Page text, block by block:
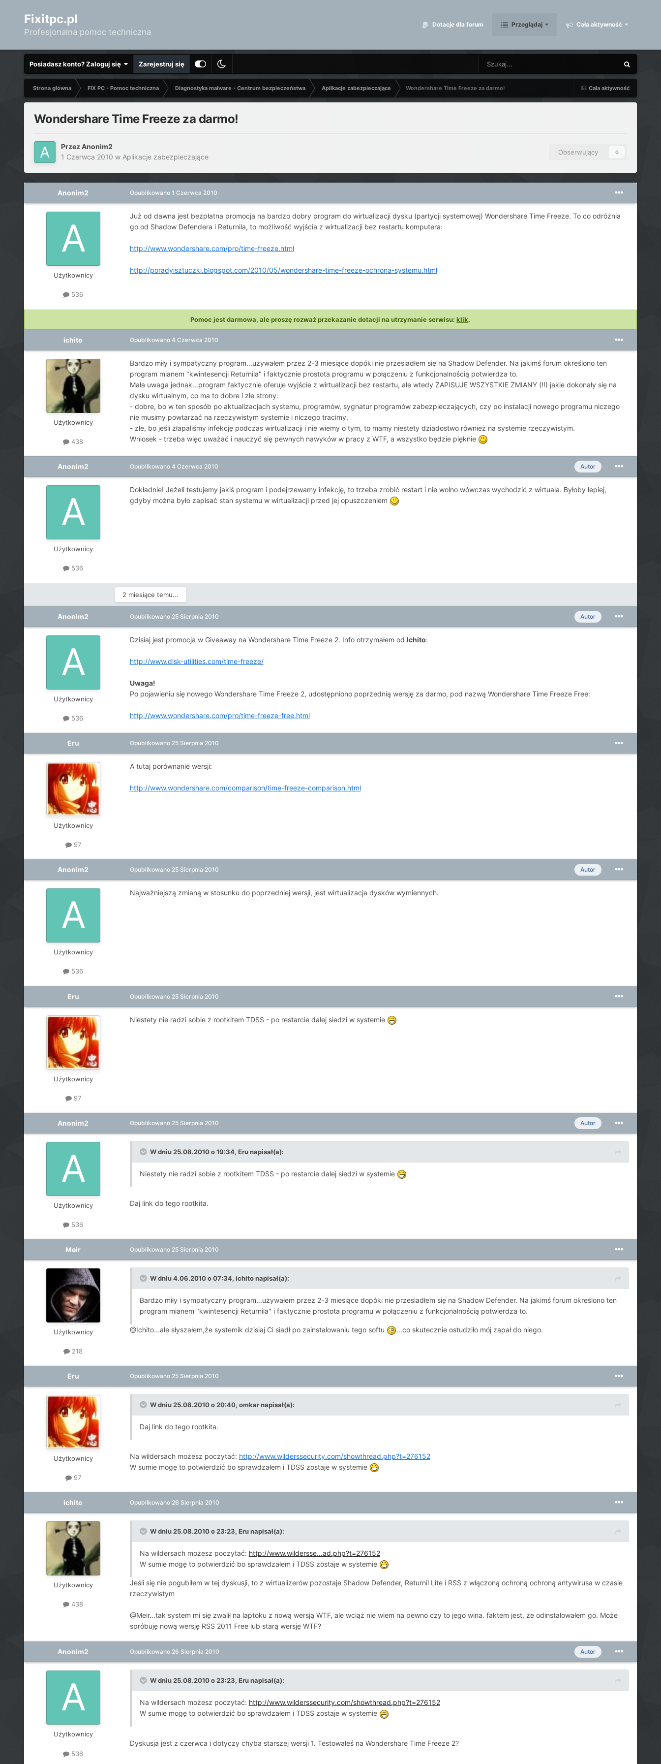
Fixitpc.pl
Profesjonalna pomoc techniczna
Dotacje dla forum Przeglądaj Cała aktywność
Posiadasz konto? Zaloguj się Zarejestruj się
Cała aktywność
Strona główna FIX PC - Pomoc techniczna Diagnostyka malware - Centrum bezpieczeństwa Aplikacje zabezpieczające Wondershare Time Freeze za darmo!
Wondershare Time Freeze za darmo!
PrzezAnonim2
1 Czerwca 2010 w Aplikacje zabezpieczające
Obserwujący 0
Anonim2
Użytkownicy
536
Opublikowano 1 Czerwca 2010
Już od dawna jest bezpłatna promocja na bardzo dobry program do wirtualizacji dysku (partycji systemowej) Wondershare Time Freeze. To co odróżnia
go od Shadow Defendera i Returnila, to możliwość wyjścia z wirtualizacji bez restartu komputera:
http://www.wondershare.com/pro/time-freeze.html
http://poradyisztuczki.blogspot.com/2010/05/wondershare-time-freeze-ochrona-systemu.html
Pomoc jest darmowa, ale proszę rozważ przekazanie dotacji na utrzymanie serwisu:klik.
ichito
Użytkownicy
438
Opublikowano 4 Czerwca 2010
Bardzo miły i sympatyczny program...używałem przez 2-3 miesiące dopóki nie przesiadłem się na Shadow Defender. Na jakimś forum określono ten
program mianem "kwintesencji Returnila" i faktycznie prostota programu w połączeniu z funkcjonalnością potwierdza to.
Mała uwaga jednak...program faktycznie oferuje wyjście z wirtualizacji bez restartu, ale wtedy ZAPISUJE WSZYSTKIE ZMIANY (!!) jakie dokonały się na
dysku wirtualnym, co ma to dobre i złe strony:
- dobre, bo w ten sposób po aktualizacjach systemu, programów, sygnatur programów zabezpieczających, czy po instalacji nowego programu niczego
nie musimy powtarzać na rzeczywistym systemie i niczego tracimy,
- złe, bo jeśli złapaliśmy infekcję podczas wirtualizacji i nie wiemy o tym, to mamy niestety dziadostwo również na systemie rzeczywistym.
Wniosek - trzeba więc uważać i nauczyć się pewnych nawyków w pracy z WTF, a wszystko będzie pięknie
Anonim2
Użytkownicy
536
Autor
Opublikowano 4 Czerwca 2010
Dokładnie! Jeżeli testujemy jakiś program i podejrzewamy infekcję, to trzeba zrobić restart i nie wolno wówczas wychodzić z wirtuala. Byłoby lepiej,
gdyby można było zapisać stan systemu w wirtualizacji przed jej opuszczeniem
2 miesiące temu...
Anonim2
Użytkownicy
536
Autor
Opublikowano 25 Sierpnia 2010
Dzisiaj jest promocja w Giveaway na Wondershare Time Freeze 2. Info otrzymałem od Ichito:
http://www.disk-utilities.com/time-freeze/
Uwaga!
Po pojawieniu się nowego Wondershare Time Freeze 2, udostępniono poprzednią wersję za darmo, pod nazwą Wondershare Time Freeze Free:
http://www.wondershare.com/pro/time-freeze-free.html
Eru
Użytkownicy
97
Opublikowano 25 Sierpnia 2010
A tutaj porównanie wersji:
http://www.wondershare.com/comparison/time-freeze-comparison.html
Anonim2
Użytkownicy
536
Autor
Opublikowano 25 Sierpnia 2010
Najważniejszą zmianą w stosunku do poprzedniej wersji, jest wirtualizacja dysków wymiennych.
Eru
Użytkownicy
97
Opublikowano 25 Sierpnia 2010
Niestety nie radzi sobie z rootkitem TDSS - po restarcie dalej siedzi w systemie
Anonim2
Użytkownicy
536
Autor
Opublikowano 25 Sierpnia 2010
W dniu 25.08.2010 o 19:34, Eru napisał(a):
Niestety nie radzi sobie z rootkitem TDSS - po restarcie dalej siedzi w systemie
Daj link do tego rootkita.
Meir
Użytkownicy
218
Opublikowano 25 Sierpnia 2010
W dniu 4.06.2010 o 07:34, ichito napisał(a):
Bardzo miły i sympatyczny program...używałem przez 2-3 miesiące dopóki nie przesiadłem się na Shadow Defender. Na jakimś forum określono ten
program mianem "kwintesencji Returnila" i faktycznie prostota programu w połączeniu z funkcjonalnością potwierdza to.
@Ichito...ale słyszałem,że systemik dzisiaj Ci siadł po zainstalowaniu tego softu ...co skutecznie ostudziło mój zapał do niego.
Eru
Użytkownicy
97
Opublikowano 25 Sierpnia 2010
W dniu 25.08.2010 o 20:40, omkar napisał(a):
Daj link do tego rootkita.
Na wildersach możesz poczytać: http://www.wilderssecurity.com/showthread.php?t=276152
W sumie mogę to potwierdzić bo sprawdzałem i TDSS zostaje w systemie
ichito
Użytkownicy
438
Opublikowano 26 Sierpnia 2010
W dniu 25.08.2010 o 23:23, Eru napisał(a):
Na wildersach możesz poczytać: http://www.wildersse...ad.php?t=276152
W sumie mogę to potwierdzić bo sprawdzałem i TDSS zostaje w systemie
Jeśli się nie pogubiłem w tej dyskusji, to z wirtualizerów pozostaje Shadow Defender, Returnil Lite i RSS z włączoną ochroną ochroną antywirusa w czasie
rzeczywistym
@Meir...tak system mi się zwalił na laptoku z nową wersją WTF, ale wciąż nie wiem na pewno czy to jego wina. faktem jest, że odinstalowałem go. Może
spróbuję nową wersję RSS 2011 Free lub starą wersję WTF?
Anonim2
Użytkownicy
536
Autor
Opublikowano 26 Sierpnia 2010
W dniu 25.08.2010 o 23:23, Eru napisał(a):
Na wildersach możesz poczytać: http://www.wilderssecurity.com/showthread.php?t=276152
W sumie mogę to potwierdzić bo sprawdzałem i TDSS zostaje w systemie
Dyskusja jest z czerwca i dotyczy chyba starszej wersji 1. Testowałeś na Wondershare Time Freeze 2?